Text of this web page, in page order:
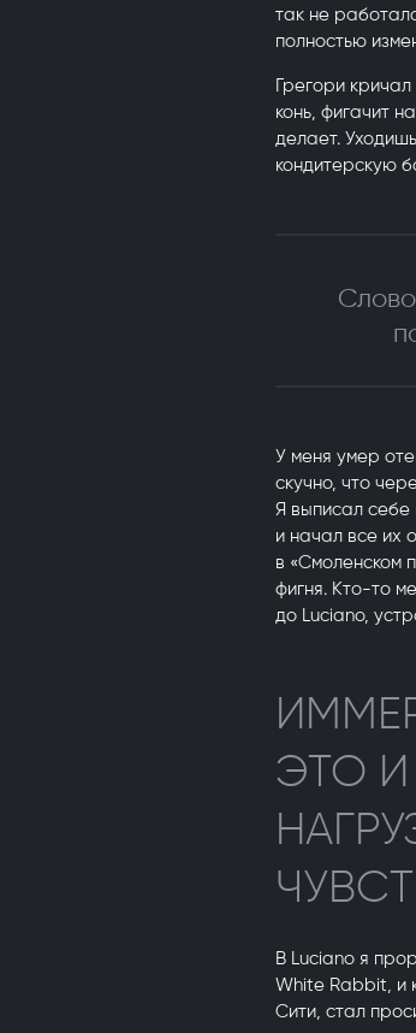
так не
полностью
Грегори
конь, фигачит
делает.
кондитерскую
У меня умер
скучно, что
Я выписал себе
и начал все их
в «Смоленском
фигня. Кто-то
до Luciano,
ЭТО
В Luciano я
White Rabbit, и
Сити, стал